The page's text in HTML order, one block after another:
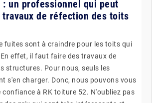
: un professionnel qui peut
de réfection des toits
fuites sont à craindre pour les toits qui
effet, il faut faire des travaux de
structures. Pour nous, seuls les
s'en charger. Donc, nous pouvons vous
confiance à RK toiture 52. N'oubliez pas